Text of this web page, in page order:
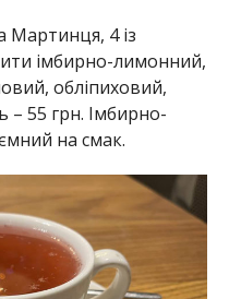
Мартинця, 4 із
імбирно-лимонний,
обліпиховий,
– 55 грн. Імбирно-
на смак.